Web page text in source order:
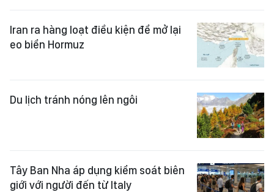
Iran ra hàng loạt điều kiện để mở lại
eo biển Hormuz
Du lịch tránh nóng lên ngôi
Tây Ban Nha áp dụng kiểm soát biên
giới với người đến từ Italy